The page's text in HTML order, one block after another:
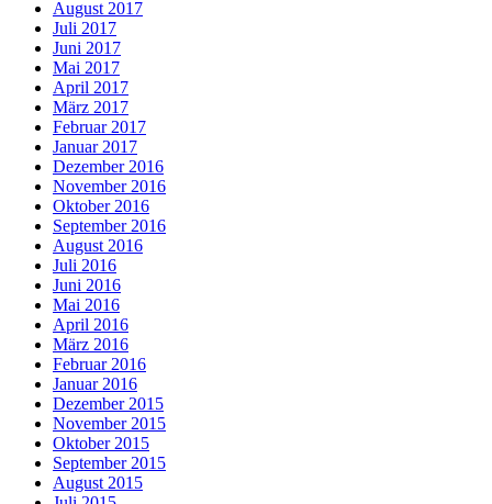
August 2017
Juli 2017
Juni 2017
Mai 2017
April 2017
März 2017
Februar 2017
Januar 2017
Dezember 2016
November 2016
Oktober 2016
September 2016
August 2016
Juli 2016
Juni 2016
Mai 2016
April 2016
März 2016
Februar 2016
Januar 2016
Dezember 2015
November 2015
Oktober 2015
September 2015
August 2015